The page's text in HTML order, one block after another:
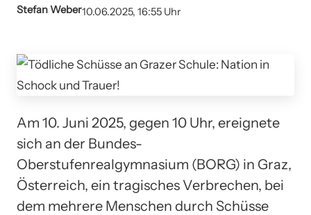
Stefan Weber10.06.2025, 16:55 Uhr
Am 10. Juni 2025, gegen 10 Uhr, ereignete
sich an der Bundes-
Oberstufenrealgymnasium (BORG) in Graz,
Österreich, ein tragisches Verbrechen, bei
dem mehrere Menschen durch Schüsse